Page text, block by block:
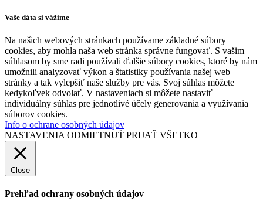
Vaše dáta si vážime
Na našich webových stránkach používame základné súbory
cookies, aby mohla naša web stránka správne fungovať. S vašim
súhlasom by sme radi používali ďalšie súbory cookies, ktoré by nám
umožnili analyzovať výkon a štatistiky používania našej web
stránky a tak vylepšiť naše služby pre vás. Svoj súhlas môžete
kedykoľvek odvolať. V nastaveniach si môžete nastaviť
individuálny súhlas pre jednotlivé účely generovania a využívania
súborov cookies.
Info o ochrane osobných údajov
NASTAVENIA ODMIETNUŤ PRIJAŤ VŠETKO
Close
Prehľad ochrany osobných údajov